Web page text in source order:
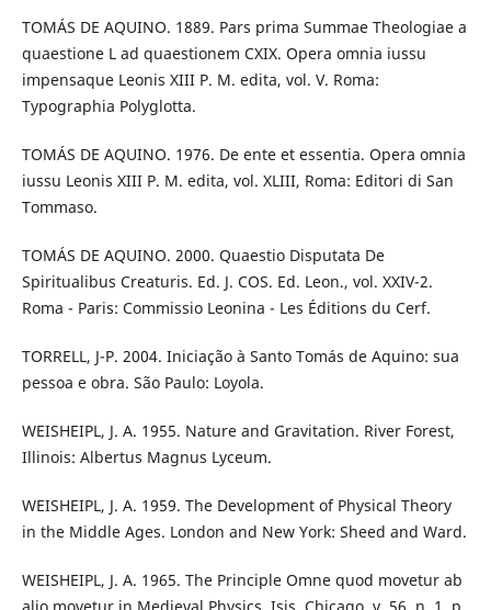
TOMÁS DE AQUINO. 1889. Pars prima Summae Theologiae a
quaestione L ad quaestionem CXIX. Opera omnia iussu
impensaque Leonis XIII P. M. edita, vol. V. Roma:
Typographia Polyglotta.
TOMÁS DE AQUINO. 1976. De ente et essentia. Opera omnia
iussu Leonis XIII P. M. edita, vol. XLIII, Roma: Editori di San
Tommaso.
TOMÁS DE AQUINO. 2000. Quaestio Disputata De
Spiritualibus Creaturis. Ed. J. COS. Ed. Leon., vol. XXIV-2.
Roma - Paris: Commissio Leonina - Les Éditions du Cerf.
TORRELL, J-P. 2004. Iniciação à Santo Tomás de Aquino: sua
pessoa e obra. São Paulo: Loyola.
WEISHEIPL, J. A. 1955. Nature and Gravitation. River Forest,
Illinois: Albertus Magnus Lyceum.
WEISHEIPL, J. A. 1959. The Development of Physical Theory
in the Middle Ages. London and New York: Sheed and Ward.
WEISHEIPL, J. A. 1965. The Principle Omne quod movetur ab